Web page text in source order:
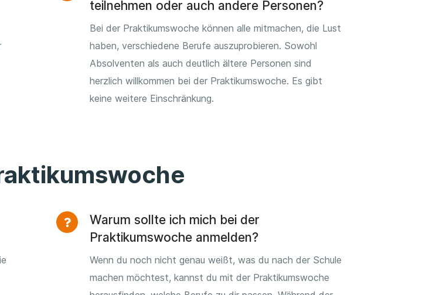
teilnehmen oder auch andere Personen?
Bei der Praktikumswoche können alle mitmachen, die Lust
haben, verschiedene Berufe auszuprobieren. Sowohl
Absolventen als auch deutlich ältere Personen sind
herzlich willkommen bei der Praktikumswoche. Es gibt
keine weitere Einschränkung.
Warum sollte ich mich bei der
Praktikumswoche anmelden?
Wenn du noch nicht genau weißt, was du nach der Schule
machen möchtest, kannst du mit der Praktikumswoche